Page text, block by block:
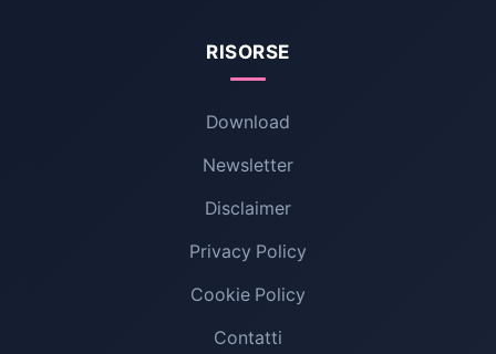
RISORSE
Download
Newsletter
Disclaimer
Privacy Policy
Cookie Policy
Contatti